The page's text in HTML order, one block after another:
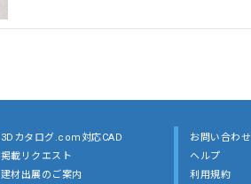
3Dカタログ.com対応CAD
掲載リクエスト
建材出展のご案内
お問い合わせ
ヘルプ
利用規約